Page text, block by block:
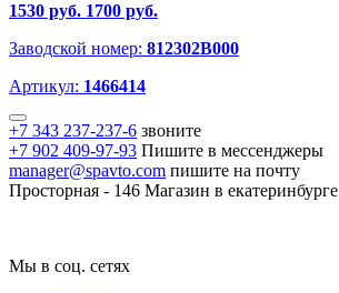
1530 руб. 1700 руб.
Заводской номер: 812302B000
Артикул: 1466414
+7 343 237-237-6 звоните
+7 902 409-97-93 Пишите в мессенджеры
manager@spavto.com пишите на почту
Просторная - 146 Магазин в екатеринбурге
Мы в соц. сетях